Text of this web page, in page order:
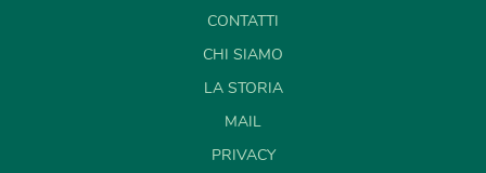
CONTATTI
CHI SIAMO
LA STORIA
MAIL
PRIVACY